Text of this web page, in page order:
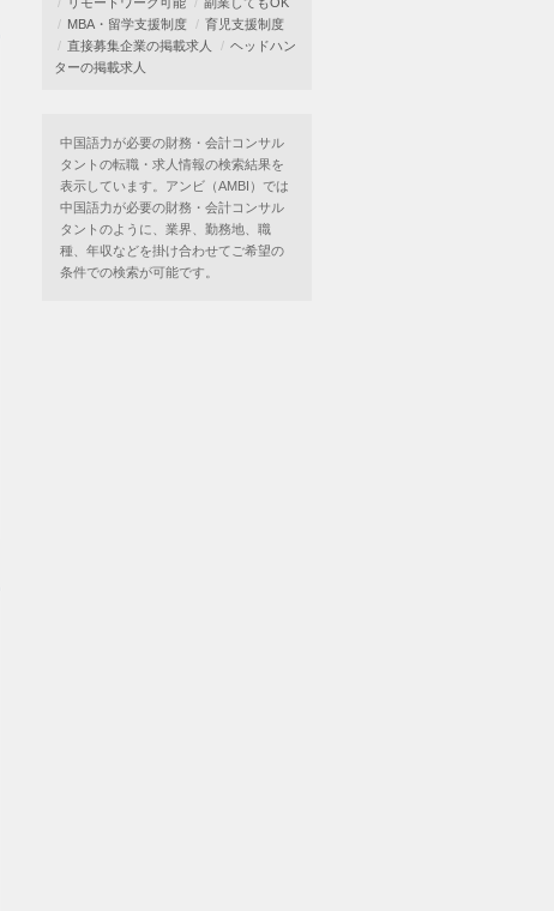
MBA・留学支援制度
育児支援制度
直接募集企業の掲載求人
ヘッドハン
ターの掲載求人
中国語力が必要の財務・会計コンサル
タントの転職・求人情報の検索結果を
表示しています。アンビ（AMBI）では
中国語力が必要の財務・会計コンサル
タントのように、業界、勤務地、職
種、年収などを掛け合わせてご希望の
条件での検索が可能です。